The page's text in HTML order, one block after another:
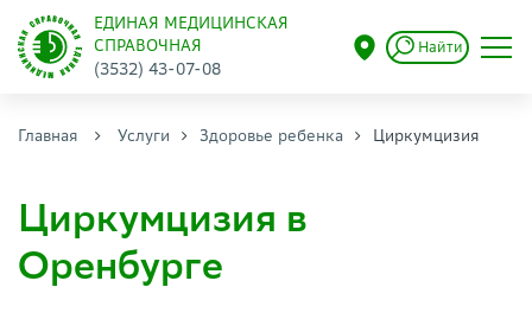
ЕДИНАЯ МЕДИЦИНСКАЯ
СПРАВОЧНАЯ
(3532) 43-07-08
Найти
Главная Услуги Здоровье ребенка Циркумцизия
Циркумцизия в
Оренбурге